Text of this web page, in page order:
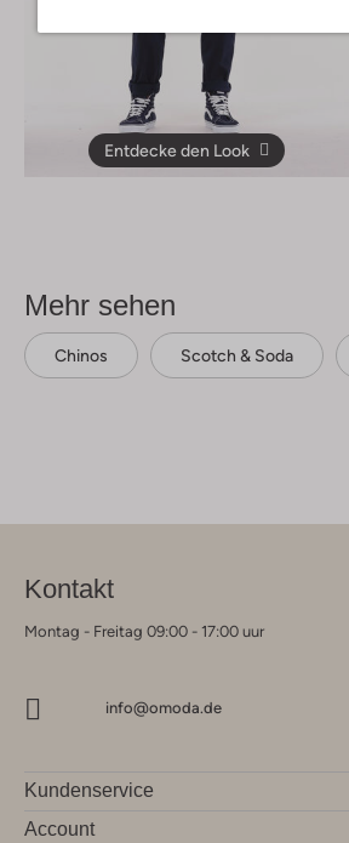
Entdecke den Look
Mehr sehen
Chinos Scotch & Soda
Kontakt
Montag - Freitag 09:00 - 17:00 uur
info@omoda.de
Kundenservice
Account